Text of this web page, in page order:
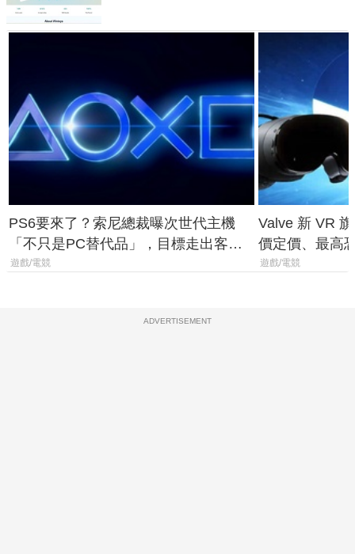
PS6要來了？索尼總裁曝次世代主機
「不只是PC替代品」，目標走出客
廳、進軍電競桌面
遊戲/電競
Valve 新 VR
價定價、最高
遊戲/電競
ADVERTISEMENT